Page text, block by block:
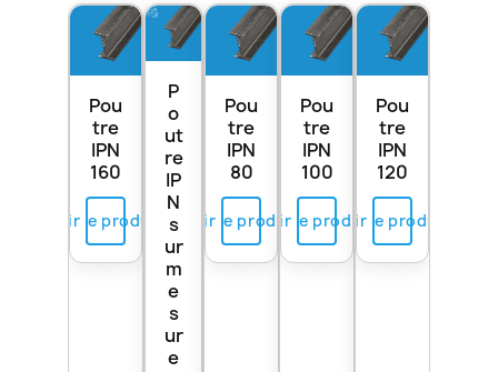
Pou
tre
IPN
160
Voir le produit
P
o
ut
re
IP
N
s
ur
m
e
s
ur
e
Pou
tre
IPN
80
Voir le produit
Pou
tre
IPN
100
Voir le produit
Pou
tre
IPN
120
Voir le produit